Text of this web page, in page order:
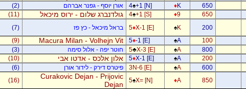
650
♦K
4♠+1 [N] אורן יוסף - גפנר אברהם
(2)
650
♦9
4♠+1 [S] גולדנברג שלום - ירוס מיכאל (11)
200
♠K
5♦X-1 [E] בראל מיכאל - כץ פז
(7)
100
♠A
5♦-1 [E]
Macura Milan - Volhejn Vit
(9)
800
♠A
5♣X-3 [E] חוטר יפה - אלול סימה
(3)
200
♠A
5♦X-1 [E] אלון אלכס - אדטו אבי (10)
600
♠A
3N-6 [E] פיטרס דירק - לידור אורן
(6)
850
♦A
5♠X= [N]
Curakovic Dejan - Prijovic
Dejan
(16)